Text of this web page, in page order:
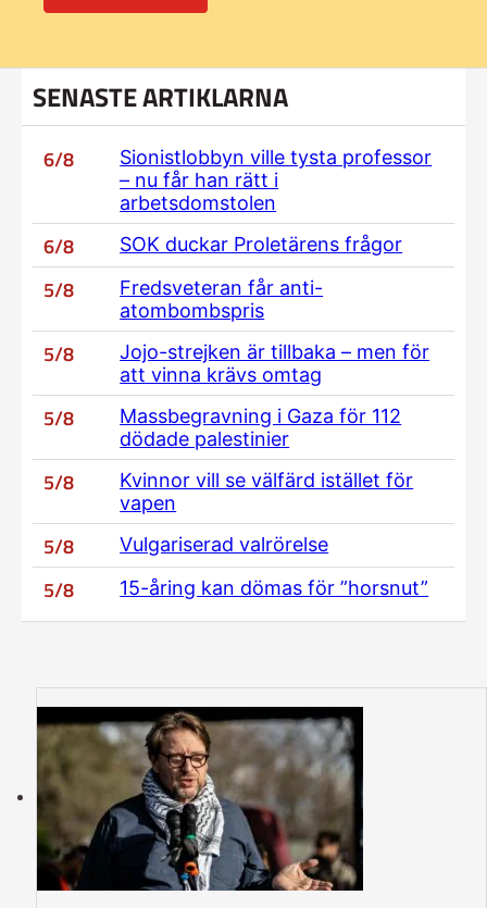
SENASTE ARTIKLARNA
6/8
Sionistlobbyn ville tysta professor
– nu får han rätt i
arbetsdomstolen
6/8 SOK duckar Proletärens frågor
5/8
Fredsveteran får anti-
atombombspris
5/8
Jojo-strejken är tillbaka – men för
att vinna krävs omtag
5/8
Massbegravning i Gaza för 112
dödade palestinier
5/8
Kvinnor vill se välfärd istället för
vapen
5/8 Vulgariserad valrörelse
5/8 15-åring kan dömas för ”horsnut”